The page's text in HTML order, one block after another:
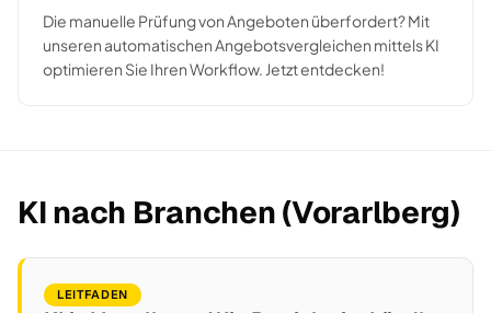
Die manuelle Prüfung von Angeboten überfordert? Mit
unseren automatischen Angebotsvergleichen mittels KI
optimieren Sie Ihren Workflow. Jetzt entdecken!
KI nach Branchen (Vorarlberg)
LEITFADEN